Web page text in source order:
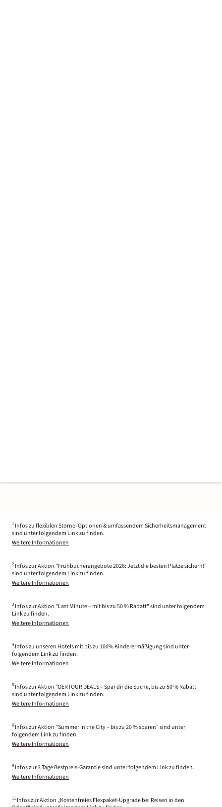
1 Infos zu flexiblen Storno-Optionen & umfassendem Sicherheitsmanagement
sind unter folgendem Link zu finden.
Weitere Informationen
2 Infos zur Aktion "Frühbucherangebote 2026: Jetzt die besten Plätze sichern!"
sind unter folgendem Link zu finden.
Weitere Informationen
3 Infos zur Aktion "Last Minute – mit bis zu 50 % Rabatt" sind unter folgendem
Link zu finden.
Weitere Informationen
4 Infos zu unseren Hotels mit bis zu 100% Kinderermäßigung sind unter
folgendem Link zu finden.
Weitere Informationen
5 Infos zur Aktion "DERTOUR DEALS – Spar dir die Suche, bis zu 50 % Rabatt"
sind unter folgendem Link zu finden.
Weitere Informationen
6 Infos zur Aktion "Summer in the City – bis zu 20 % sparen" sind unter
folgendem Link zu finden.
Weitere Informationen
9 Infos zur 3 Tage Bestpreis-Garantie sind unter folgendem Link zu finden.
Weitere Informationen
11 Infos zur Aktion „Kostenfreies Flexpaket-Upgrade bei Reisen in den